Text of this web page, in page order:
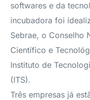
softwares e da
incubadora foi
Sebrae, o Conselho
Científico e
Instituto de
(ITS).
Três empresas já